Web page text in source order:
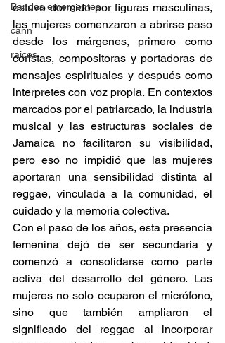
Bandas emergentes
cann
raices
estuvo dormido por figuras masculinas,
las mujeres comenzaron a abrirse paso
desde los márgenes, primero como
coristas, compositoras y portadoras de
mensajes espirituales y después como
interpretes con voz propia. En contextos
marcados por el patriarcado, la industria
musical y las estructuras sociales de
Jamaica no facilitaron su visibilidad,
pero eso no impidió que las mujeres
aportaran una sensibilidad distinta al
reggae, vinculada a la comunidad, el
cuidado y la memoria colectiva.
Con el paso de los años, esta presencia
femenina dejó de ser secundaria y
comenzó a consolidarse como parte
activa del desarrollo del género. Las
mujeres no solo ocuparon el micrófono,
sino que también ampliaron el
significado del reggae al incorporar